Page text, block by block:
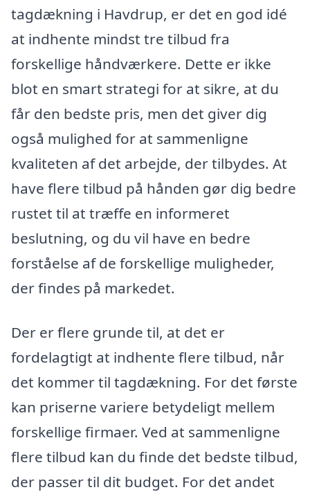
tagdækning i Havdrup, er det en god idé
at indhente mindst tre tilbud fra
forskellige håndværkere. Dette er ikke
blot en smart strategi for at sikre, at du
får den bedste pris, men det giver dig
også mulighed for at sammenligne
kvaliteten af det arbejde, der tilbydes. At
have flere tilbud på hånden gør dig bedre
rustet til at træffe en informeret
beslutning, og du vil have en bedre
forståelse af de forskellige muligheder,
der findes på markedet.
Der er flere grunde til, at det er
fordelagtigt at indhente flere tilbud, når
det kommer til tagdækning. For det første
kan priserne variere betydeligt mellem
forskellige firmaer. Ved at sammenligne
flere tilbud kan du finde det bedste tilbud,
der passer til dit budget. For det andet